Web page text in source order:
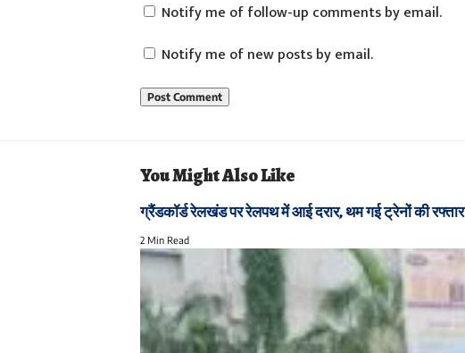
Notify me of follow-up comments by email.
Notify me of new posts by email.
You Might Also Like
ग्रैंडकॉर्ड रेलखंड पर रेलपथ में आई दरार, थम गई ट्रेनों की रफ्तार
2 Min Read